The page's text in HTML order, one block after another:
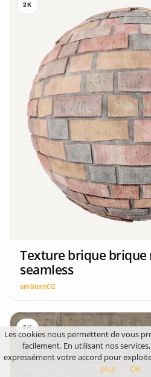
2K
Texture brique brique
seamless
ambientCG
2K
Les cookies nous permettent de vous
facilement. En utilisant nos
expressément votre accord pour
plus
OK